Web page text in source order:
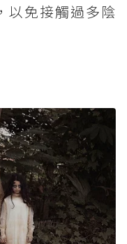
以免接觸過多陰